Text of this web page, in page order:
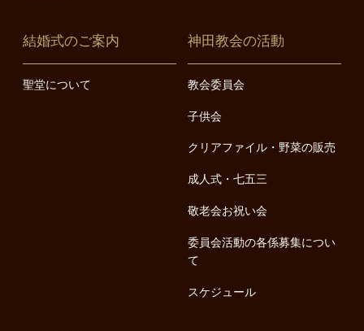
結婚式のご案内
聖堂について
神田教会の活動
教会委員会
子供会
クリアファイル・野菜の販売
成人式・七五三
敬老会お祝い会
委員会活動の各係募集につい
て
スケジュール